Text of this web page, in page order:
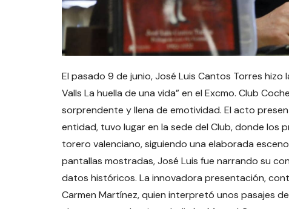
El pasado 9 de junio, José Luis Cantos Torres
Valls La huella de una vida” en el Excmo. Club
sorprendente y llena de emotividad. El acto
entidad, tuvo lugar en la sede del Club, donde los
torero valenciano, siguiendo una elaborada
pantallas mostradas, José Luis fue narrando su
datos históricos. La innovadora presentación,
Carmen Martínez, quien interpretó unos pasajes